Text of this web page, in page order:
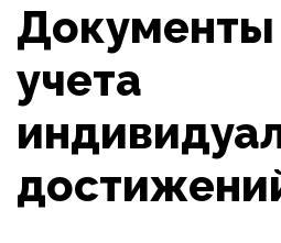
Документы
учета